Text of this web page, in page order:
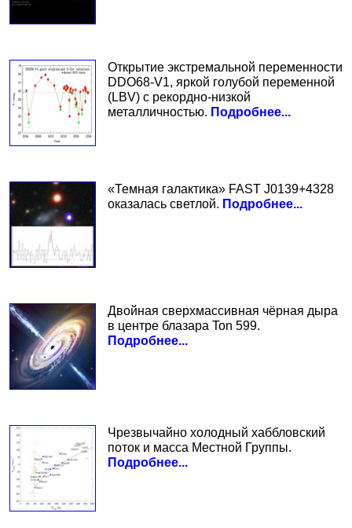
Открытие экстремальной переменности
DDO68-V1, яркой голубой переменной
(LBV) с рекордно-низкой
металличностью. Подробнее...
«Темная галактика» FAST J0139+4328
оказалась светлой. Подробнее...
Двойная сверхмассивная чёрная дыра
в центре блазара Ton 599.
Подробнее...
Чрезвычайно холодный хаббловский
поток и масса Местной Группы.
Подробнее...